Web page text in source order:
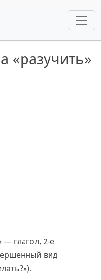
«разучить»
— глагол, 2-е
вид